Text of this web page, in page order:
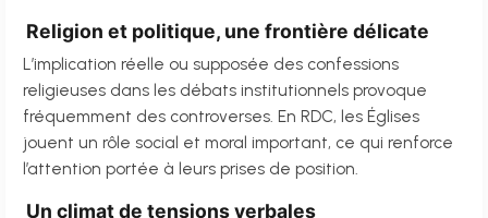
Religion et politique, une frontière délicate
L’implication réelle ou supposée des confessions
religieuses dans les débats institutionnels provoque
fréquemment des controverses. En RDC, les Églises
jouent un rôle social et moral important, ce qui renforce
l’attention portée à leurs prises de position.
Un climat de tensions verbales